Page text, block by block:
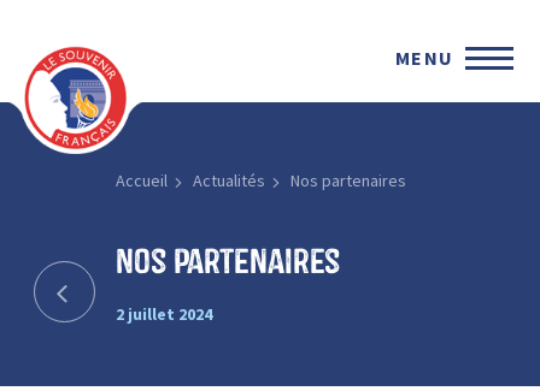
MENU
Accueil Actualités Nos partenaires
Nos partenaires
2 juillet 2024